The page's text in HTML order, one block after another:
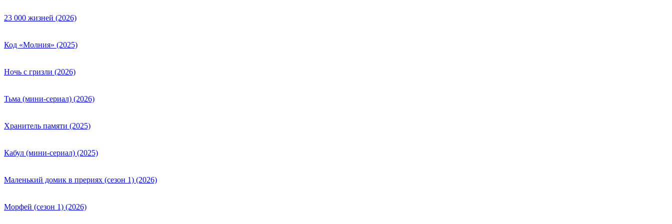
23 000 жизней (2026)
Код «Молния» (2025)
Ночь с гризли (2026)
Тьма (мини-сериал) (2026)
Хранитель памяти (2025)
Кабул (мини-сериал) (2025)
Маленький домик в прериях (сезон 1) (2026)
Морфей (сезон 1) (2026)